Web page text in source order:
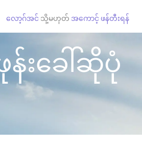
လော့ဂ်အင် သို့မဟုတ် အကောင့် ဖန်တီးရန်
းခေါ်ဆိုပုံ